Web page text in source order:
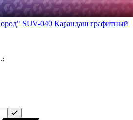
SUV-040 Карандаш графитный